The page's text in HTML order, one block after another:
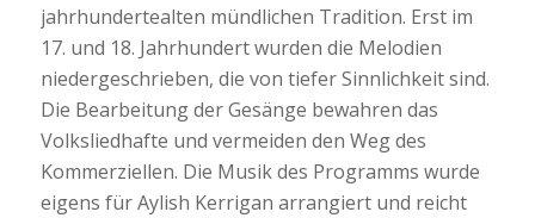
jahrhundertealten mündlichen Tradition. Erst im
17. und 18. Jahrhundert wurden die Melodien
niedergeschrieben, die von tiefer Sinnlichkeit sind.
Die Bearbeitung der Gesänge bewahren das
Volksliedhafte und vermeiden den Weg des
Kommerziellen. Die Musik des Programms wurde
eigens für Aylish Kerrigan arrangiert und reicht